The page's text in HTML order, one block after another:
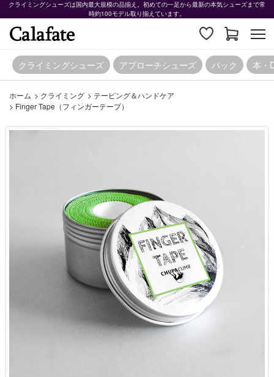
クライミングシューズは国内最大規模の品揃え。初めての一足から最新の本気シューズまで常
時約100モデル取り揃えています。
クライミングシューズ アプローチシューズ パック 本・
ホーム > クライミング > テーピング＆ハンドケア
> Finger Tape（フィンガーテープ）